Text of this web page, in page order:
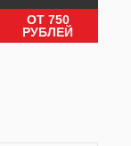
ОТ 750
РУБЛЕЙ